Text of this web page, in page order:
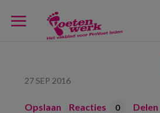
27 SEP 2016
Opslaan Reacties 0 Delen